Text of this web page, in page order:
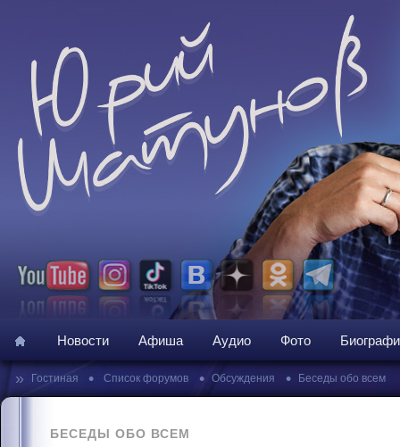
Новости Афиша Аудио Фото
» Гостиная • Список форумов • Обсуждения • Беседы обо всем
БЕСЕДЫ ОБО ВСЕМ